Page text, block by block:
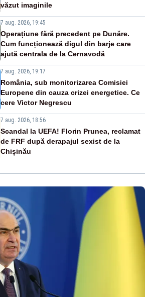
văzut imaginile
7 aug. 2026, 19:45
Operațiune fără precedent pe Dunăre.
Cum funcționează digul din barje care
ajută centrala de la Cernavodă
7 aug. 2026, 19:17
România, sub monitorizarea Comisiei
Europene din cauza crizei energetice. Ce
cere Victor Negrescu
7 aug. 2026, 18:56
Scandal la UEFA! Florin Prunea, reclamat
de FRF după derapajul sexist de la
Chișinău